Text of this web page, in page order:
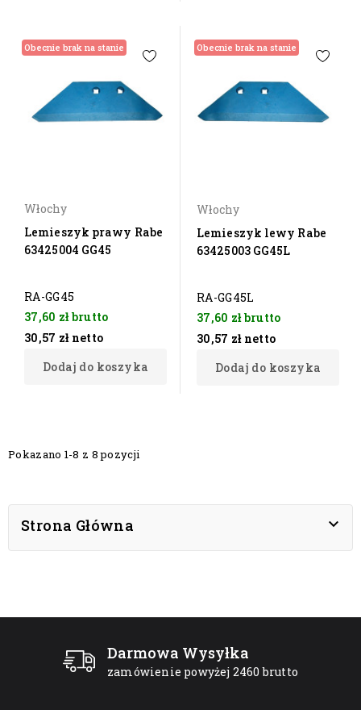
Obecnie brak na stanie
Włochy
Lemieszyk prawy Rabe
63425004 GG45
RA-GG45
37,60 złbrutto
30,57 zł netto
Dodaj do koszyka
Obecnie brak na stanie
Włochy
Lemieszyk lewy Rabe
63425003 GG45L
RA-GG45L
37,60 złbrutto
30,57 zł netto
Dodaj do koszyka
Pokazano 1-8 z 8 pozycji
Strona Główna 
Darmowa Wysyłka
zamówienie powyżej 2460 brutto